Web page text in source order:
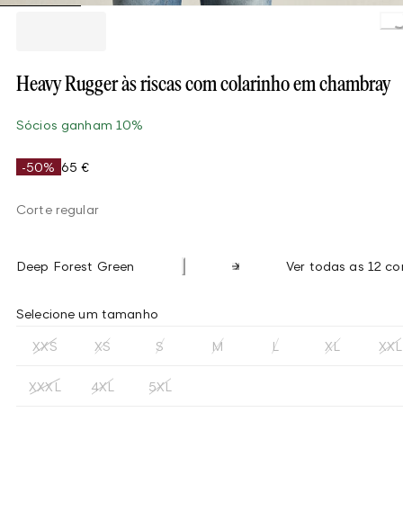
Heavy Rugger às riscas com colarinho em chambray
Sócios ganham 10%
-50% 65 €
Corte regular
Deep Forest Green Ver todas as 12
Selecione um tamanho
XXS XS S M L XL XXL
XXXL 4XL 5XL